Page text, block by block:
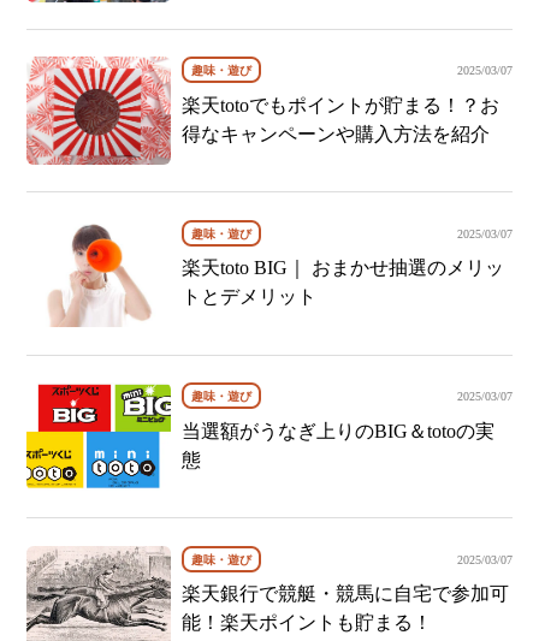
趣味・遊び 2025/03/07
楽天totoでもポイントが貯まる！？お
得なキャンペーンや購入方法を紹介
趣味・遊び 2025/03/07
楽天toto BIG｜ おまかせ抽選のメリッ
トとデメリット
趣味・遊び 2025/03/07
当選額がうなぎ上りのBIG＆totoの実
態
趣味・遊び 2025/03/07
楽天銀行で競艇・競馬に自宅で参加可
能！楽天ポイントも貯まる！